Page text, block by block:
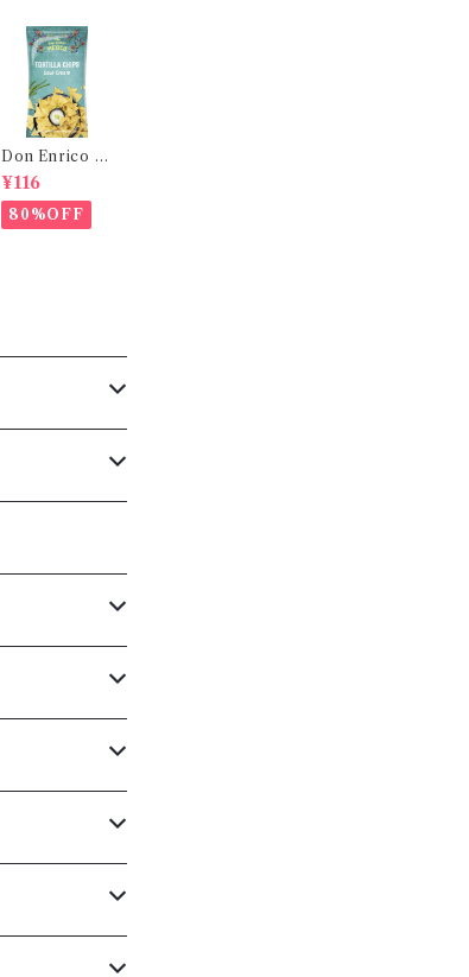
Don Enrico ト
ルティーヤチップ
ス サワークリー
ム味 125g｜コ
ーンチップス ナ
¥116
80%OFF